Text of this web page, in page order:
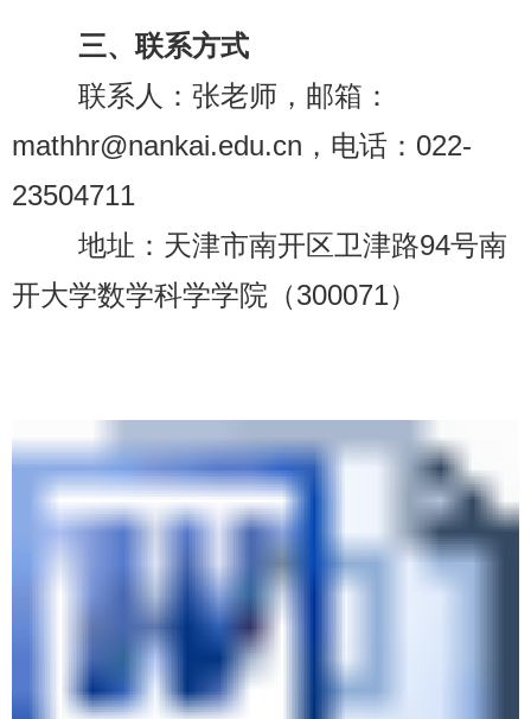
三、联系方式
联系人：张老师，邮箱：
mathhr@nankai.edu.cn ，电话： 022-
23504711
地址：天津市南开区卫津路94号南
开大学数学科学学院（300071）